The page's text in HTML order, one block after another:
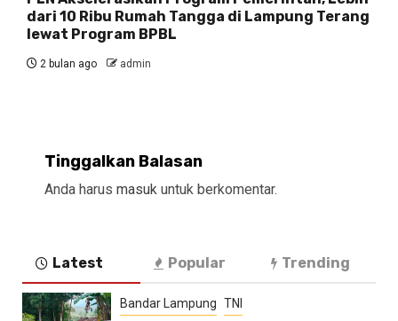
dari 10 Ribu Rumah Tangga di Lampung Terang
lewat Program BPBL
2 bulan ago admin
Tinggalkan Balasan
Anda harus masuk untuk berkomentar.
Latest Popular Trending
Bandar Lampung TNI